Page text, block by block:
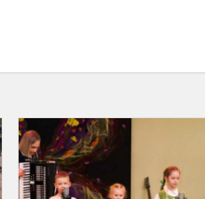
Visuotinė
iniciatyva
„Darom“
2025